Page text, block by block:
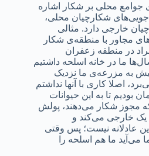
جوامع محلی بر شکار اشاره
شکارچیان محلی،
خارجی دارد. مثالی
مجاور با منطقه‌ی شکار
در منطقه زعفران
ما در خانه اسلحه داشتیم
به مزرعه‌ی ما نزدیک
اصلا کاری با آنها نداشتم
بودیم تا به این حیوانات
مجوز شکار می‌دهند، پولش
یک خارجی می‌کند و
عادلانه نیست؛ پس وقتی
ما هم اسلحه را